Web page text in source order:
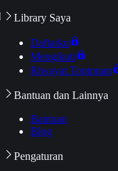
Library Saya
Daftarku
Mengikuti
Riwayat Tontonan
Bantuan dan Lainnya
Bantuan
Blog
Pengaturan